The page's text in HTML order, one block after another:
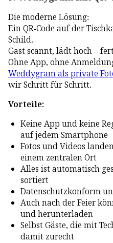
Die moderne Lösung:
Ein QR-Code auf der
Schild.
Gast scannt, lädt hoch –
Ohne App, ohne
Weddygram als private
wir Schritt für Schritt.
Vorteile:
Keine App und keine
auf jedem Smartphone
Fotos und Videos
einem zentralen Ort
Alles ist automatisch
sortiert
Datenschutzkonform
Auch nach der Feier
und herunterladen
Selbst Gäste, die mit
damit zurecht